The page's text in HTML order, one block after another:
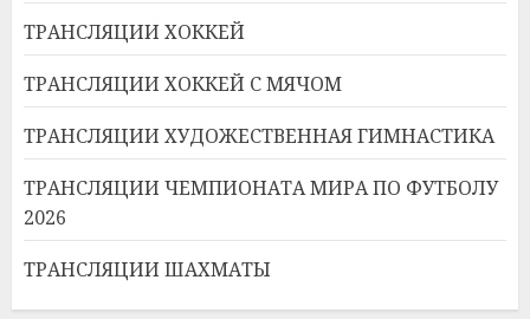
ТРАНСЛЯЦИИ ХОККЕЙ
ТРАНСЛЯЦИИ ХОККЕЙ С МЯЧОМ
ТРАНСЛЯЦИИ ХУДОЖЕСТВЕННАЯ ГИМНАСТИКА
ТРАНСЛЯЦИИ ЧЕМПИОНАТА МИРА ПО ФУТБОЛУ
2026
ТРАНСЛЯЦИИ ШАХМАТЫ